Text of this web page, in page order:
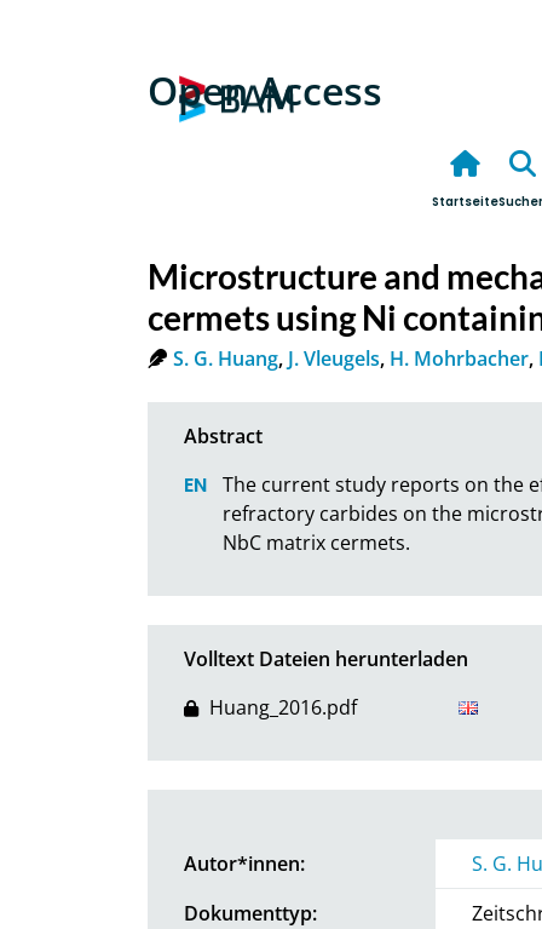
Open Access
Startseite
Microstructure and
cermets using Ni
S. G. Huang, J. Vleugels, H. Mohrbacher,
The current study reports on the
refractory carbides on the
NbC matrix cermets.
Volltext Dateien herunterladen
Huang_2016.pdf
Autor*innen:
S. G.
Dokumenttyp: